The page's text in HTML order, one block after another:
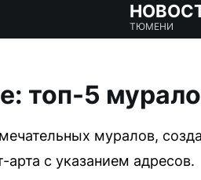
ТЮМЕНИ
топ-5
муралов,
арта с указанием адресов.